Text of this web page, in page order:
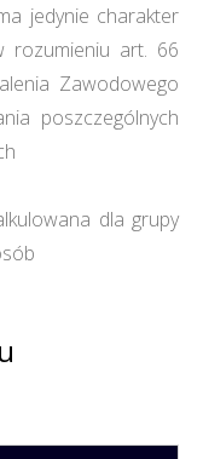
jedynie charakter
rozumieniu art. 66
Zawodowego
poszczególnych
dla grupy